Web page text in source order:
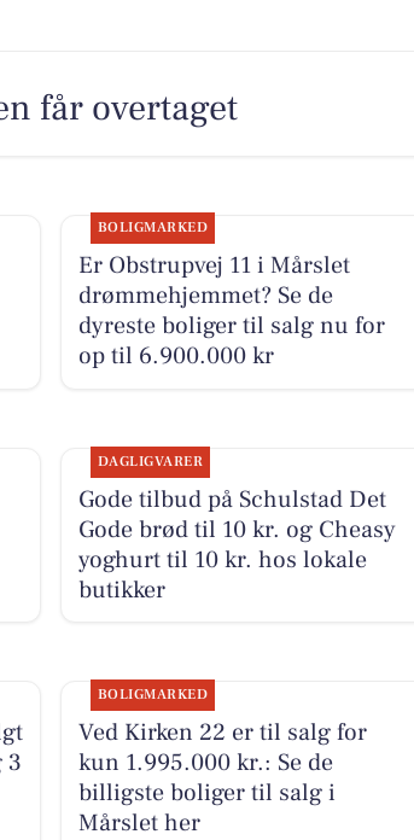
får overtaget
BOLIGMARKED
Er Obstrupvej 11 i Mårslet
drømmehjemmet? Se de
dyreste boliger til salg nu for
op til 6.900.000 kr
DAGLIGVARER
Gode tilbud på Schulstad Det
Gode brød til 10 kr. og Cheasy
yoghurt til 10 kr. hos lokale
butikker
3
BOLIGMARKED
Ved Kirken 22 er til salg for
kun 1.995.000 kr.: Se de
billigste boliger til salg i
Mårslet her